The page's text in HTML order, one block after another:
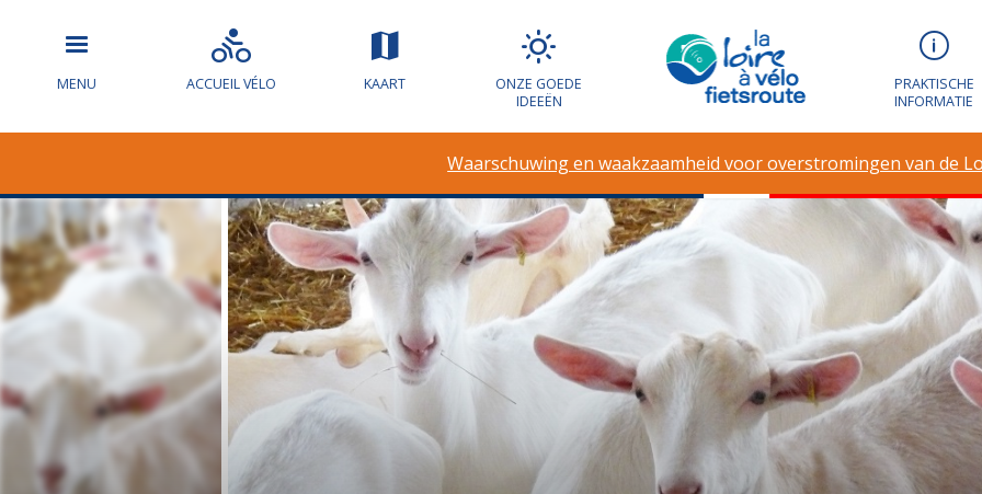
MENU ACCUEIL VÉLO KAART
ONZE GOEDE
IDEEËN
PRAKTISCHE
INFORMATIE
Waarschuwing en waakzaamheid voor overstromingen van de